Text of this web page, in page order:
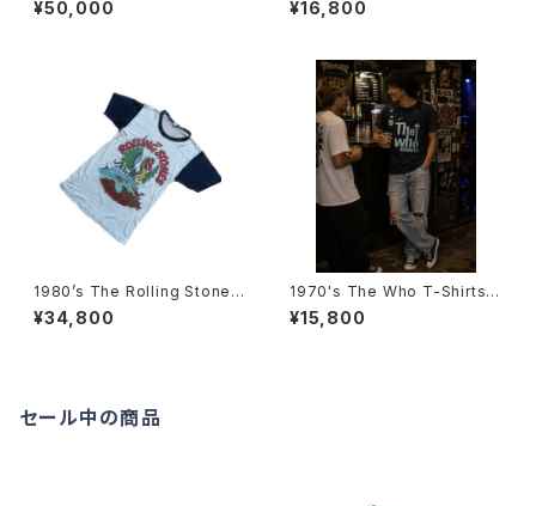
-Shirts 1977 -1970年代 デ
¥50,000
年 ザ・ローリング・ストーンズ ツ
¥16,800
1980’s The Rolling Stones
European tour T-Shirts -19
82年 ザ・ローリング・ストーンズ
¥34,800
1970's The Who T-Shirts -
1970年代 ザ・フーTシャツ-
¥15,800
セール中の商品